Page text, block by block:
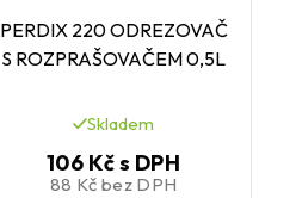
PERDIX 220 ODREZOVAČ
S ROZPRAŠOVAČEM 0,5L
Skladem
106 Kčs DPH
88 Kč bez DPH